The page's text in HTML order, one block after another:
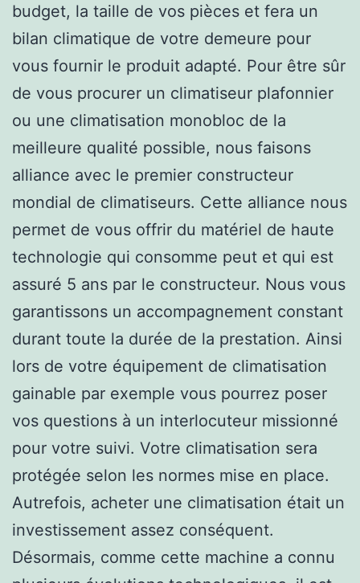
budget, la taille de vos pièces et fera un
bilan climatique de votre demeure pour
vous fournir le produit adapté. Pour être sûr
de vous procurer un climatiseur plafonnier
ou une climatisation monobloc de la
meilleure qualité possible, nous faisons
alliance avec le premier constructeur
mondial de climatiseurs. Cette alliance nous
permet de vous offrir du matériel de haute
technologie qui consomme peut et qui est
assuré 5 ans par le constructeur. Nous vous
garantissons un accompagnement constant
durant toute la durée de la prestation. Ainsi
lors de votre équipement de climatisation
gainable par exemple vous pourrez poser
vos questions à un interlocuteur missionné
pour votre suivi. Votre climatisation sera
protégée selon les normes mise en place.
Autrefois, acheter une climatisation était un
investissement assez conséquent.
Désormais, comme cette machine a connu